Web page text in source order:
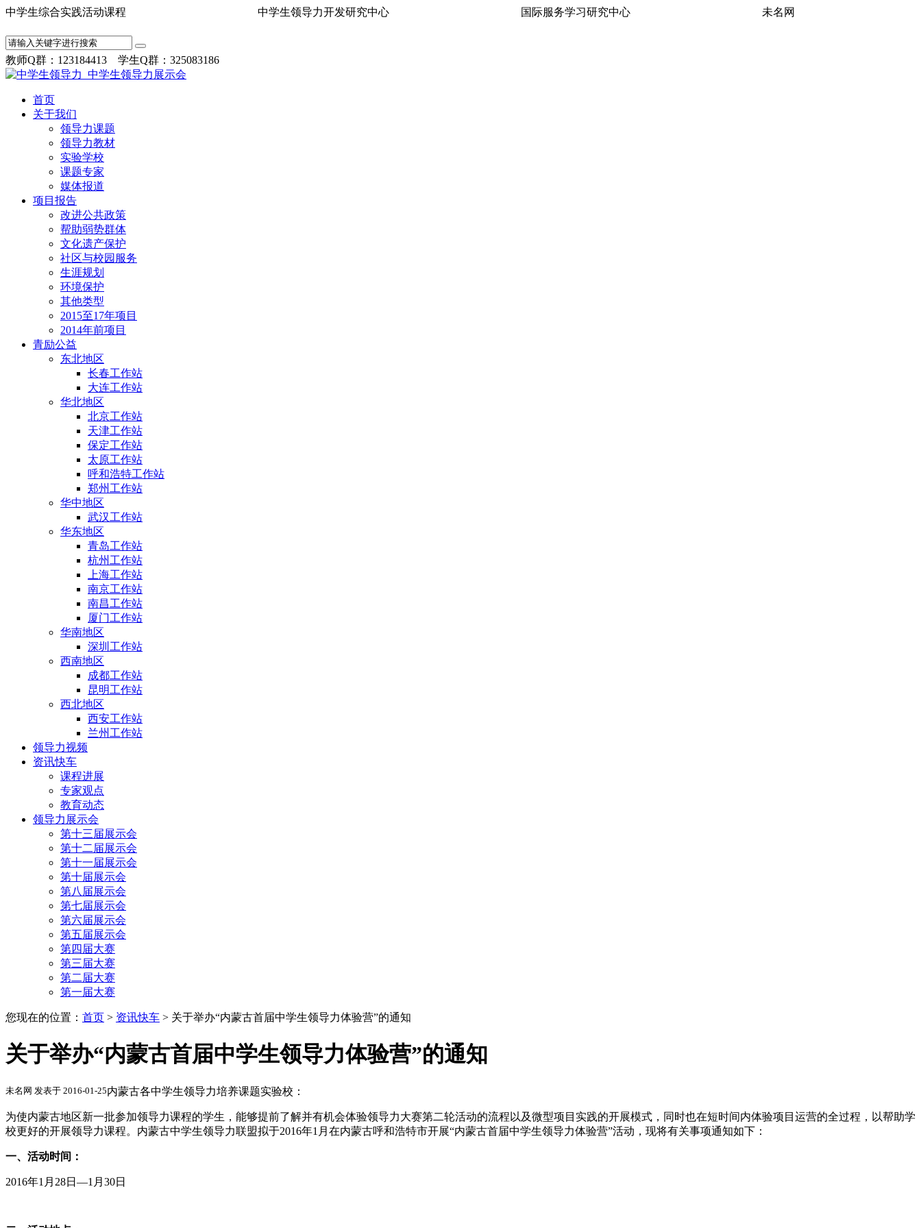
中学生综合实践活动课程 中学生领导力开发研究中心 国际服务学习研究中心 未名网
教师Q群：123184413 学生Q群：325083186
首页
关于我们
领导力课题
领导力教材
实验学校
课题专家
媒体报道
项目报告
改进公共政策
帮助弱势群体
文化遗产保护
社区与校园服务
生涯规划
环境保护
其他类型
2015至17年项目
2014年前项目
青励公益
东北地区
长春工作站
大连工作站
华北地区
北京工作站
天津工作站
保定工作站
太原工作站
呼和浩特工作站
郑州工作站
华中地区
武汉工作站
华东地区
青岛工作站
杭州工作站
上海工作站
南京工作站
南昌工作站
厦门工作站
华南地区
深圳工作站
西南地区
成都工作站
昆明工作站
西北地区
西安工作站
兰州工作站
领导力视频
资讯快车
课程进展
专家观点
教育动态
领导力展示会
第十三届展示会
第十二届展示会
第十一届展示会
第十届展示会
第八届展示会
第七届展示会
第六届展示会
第五届展示会
第四届大赛
第三届大赛
第二届大赛
第一届大赛
您现在的位置： 首页 > 资讯快车 > 关于举办“内蒙古首届中学生领导力体验营”的通知
关于举办“内蒙古首届中学生领导力体验营”的通知
未名网 发表于 2016-01-25内蒙古各中学生领导力培养课题实验校：
为使内蒙古地区新一批参加领导力课程的学生，能够提前了解并有机会体验领导力大赛第二轮活动的流程以及微型项目实践的开展模式，同时也在短时间内体验项目运营的全过程，以帮助学
校更好的开展领导力课程。内蒙古中学生领导力联盟拟于2016年1月在内蒙古呼和浩特市开展“内蒙古首届中学生领导力体验营”活动，现将有关事项通知如下：
一、活动时间：
2016年1月28日—1月30日